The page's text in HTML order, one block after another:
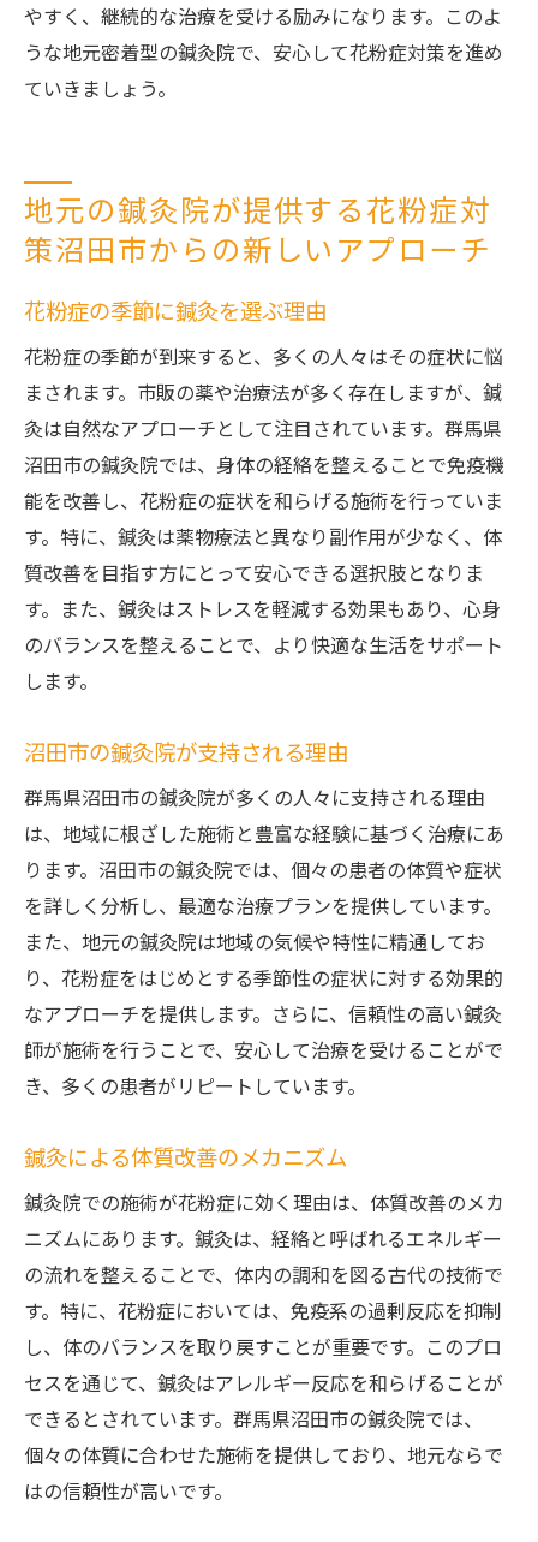
やすく、継続的な治療を受ける励みになります。このよ
うな地元密着型の鍼灸院で、安心して花粉症対策を進め
ていきましょう。
地元の鍼灸院が提供する花粉症対
策沼田市からの新しいアプローチ
花粉症の季節に鍼灸を選ぶ理由
花粉症の季節が到来すると、多くの人々はその症状に悩
まされます。市販の薬や治療法が多く存在しますが、鍼
灸は自然なアプローチとして注目されています。群馬県
沼田市の鍼灸院では、身体の経絡を整えることで免疫機
能を改善し、花粉症の症状を和らげる施術を行っていま
す。特に、鍼灸は薬物療法と異なり副作用が少なく、体
質改善を目指す方にとって安心できる選択肢となりま
す。また、鍼灸はストレスを軽減する効果もあり、心身
のバランスを整えることで、より快適な生活をサポート
します。
沼田市の鍼灸院が支持される理由
群馬県沼田市の鍼灸院が多くの人々に支持される理由
は、地域に根ざした施術と豊富な経験に基づく治療にあ
ります。沼田市の鍼灸院では、個々の患者の体質や症状
を詳しく分析し、最適な治療プランを提供しています。
また、地元の鍼灸院は地域の気候や特性に精通してお
り、花粉症をはじめとする季節性の症状に対する効果的
なアプローチを提供します。さらに、信頼性の高い鍼灸
師が施術を行うことで、安心して治療を受けることがで
き、多くの患者がリピートしています。
鍼灸による体質改善のメカニズム
鍼灸院での施術が花粉症に効く理由は、体質改善のメカ
ニズムにあります。鍼灸は、経絡と呼ばれるエネルギー
の流れを整えることで、体内の調和を図る古代の技術で
す。特に、花粉症においては、免疫系の過剰反応を抑制
し、体のバランスを取り戻すことが重要です。このプロ
セスを通じて、鍼灸はアレルギー反応を和らげることが
できるとされています。群馬県沼田市の鍼灸院では、
個々の体質に合わせた施術を提供しており、地元ならで
はの信頼性が高いです。